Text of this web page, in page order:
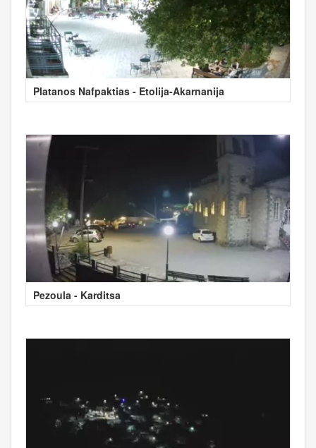
Platanos Nafpaktias - Etolija-Akarnanija
Pezoula - Karditsa